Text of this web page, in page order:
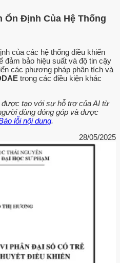
Ổn Định Của Hệ Thống
của các hệ thống điều khiển
đảm bảo hiệu suất và độ tin cậy
các phương pháp phân tích và
trong các điều kiện khác
tạo với sự hỗ trợ của AI từ
dùng đóng góp và được
lỗi nội dung.
28/05/2025